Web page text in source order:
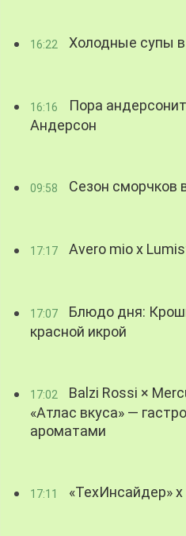
16:22 Холодные супы
16:16
Пора
Андерсон
09:58 Сезон сморчков
17:17 Avero mio x
17:07
Блюдо дня:
красной икрой
17:02
Balzi Rossi ×
«Атлас вкуса» —
ароматами
17:11 «ТехИнсайдер»